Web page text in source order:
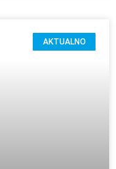
AKTUALNO